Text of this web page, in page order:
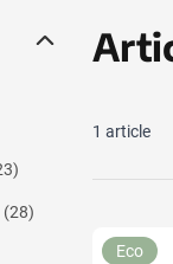
Afficher le sous-
le sous-
le sous-
(28)
1 article
Eco